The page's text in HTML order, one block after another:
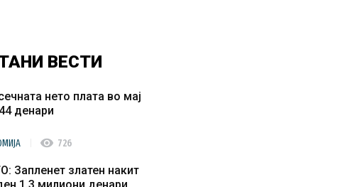
ВЕСТИ
нето плата во мај
денари
visibility 726
Запленет златен накит